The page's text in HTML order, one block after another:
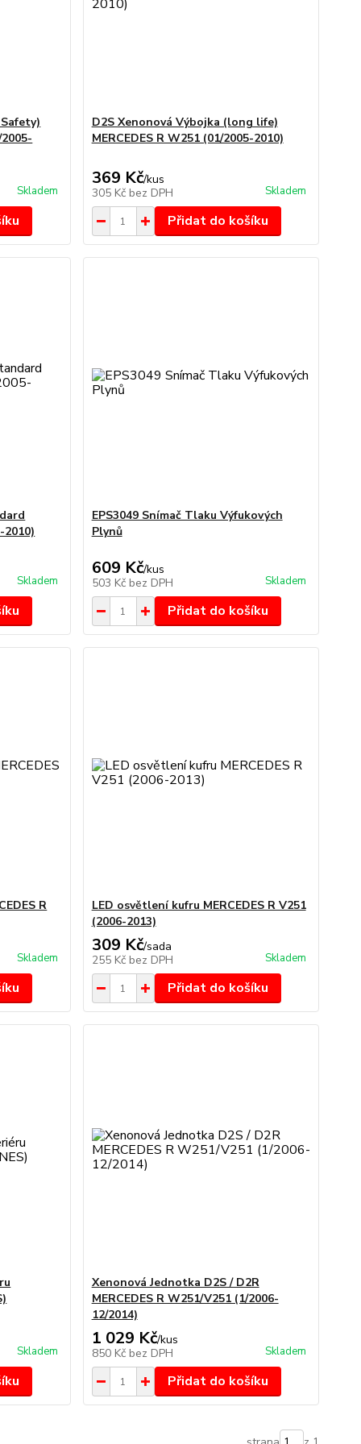
Skladem
D2S Xenonová Výbojka (long life)
MERCEDES R W251 (01/2005-2010)
369 Kč/kus
305 Kč bez DPH Skladem
Přidat do košíku
2010)
Skladem
EPS3049 Snímač Tlaku Výfukových
Plynů
609 Kč/kus
503 Kč bez DPH Skladem
Přidat do košíku
R
Skladem
LED osvětlení kufru MERCEDES R V251
(2006-2013)
309 Kč/sada
255 Kč bez DPH Skladem
Přidat do košíku
Skladem
Xenonová Jednotka D2S / D2R
MERCEDES R W251/V251 (1/2006-
12/2014)
1 029 Kč/kus
850 Kč bez DPH Skladem
Přidat do košíku